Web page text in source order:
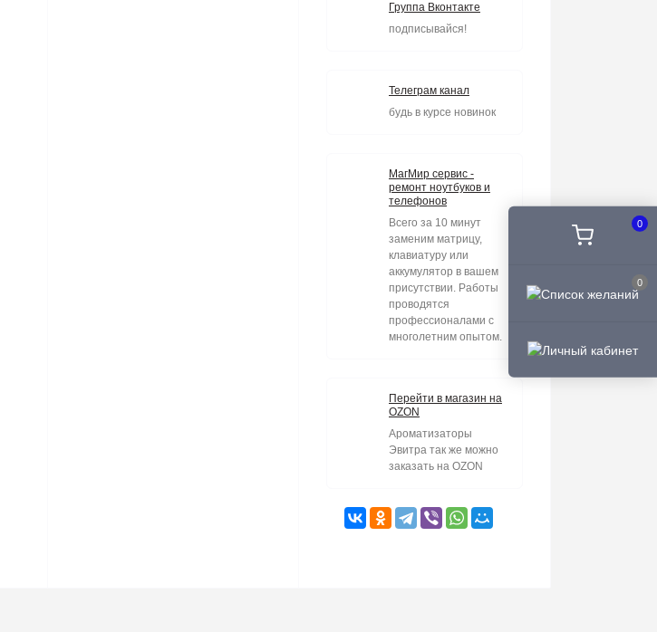
0
0
Группа Вконтакте
подписывайся!
Телеграм канал
будь в курсе новинок
МагМир сервис -
ремонт ноутбуков и
телефонов
Всего за 10 минут
заменим матрицу,
клавиатуру или
аккумулятор в вашем
присутствии. Работы
проводятся
профессионалами с
многолетним опытом.
Перейти в магазин на
OZON
Ароматизаторы
Эвитра так же можно
заказать на OZON